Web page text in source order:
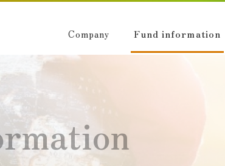
Company Fund information